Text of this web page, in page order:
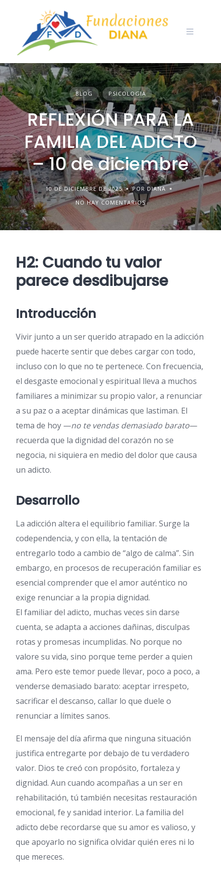
BLOG PSICOLOGIA
REFLEXIÓN PARA LA
FAMILIA DEL ADICTO
– 10 de diciembre
10 DE DICIEMBRE DE 2025
POR DIANA
NO HAY COMENTARIOS
H2: Cuando tu valor
parece desdibujarse
Introducción
Vivir junto a un ser querido atrapado en la adicción
puede hacerte sentir que debes cargar con todo,
incluso con lo que no te pertenece. Con frecuencia,
el desgaste emocional y espiritual lleva a muchos
familiares a minimizar su propio valor, a renunciar
a su paz o a aceptar dinámicas que lastiman. El
tema de hoy —no te vendas demasiado barato—
recuerda que la dignidad del corazón no se
negocia, ni siquiera en medio del dolor que causa
un adicto.
Desarrollo
La adicción altera el equilibrio familiar. Surge la
codependencia, y con ella, la tentación de
entregarlo todo a cambio de “algo de calma”. Sin
embargo, en procesos de recuperación familiar es
esencial comprender que el amor auténtico no
exige renunciar a la propia dignidad.
El familiar del adicto, muchas veces sin darse
cuenta, se adapta a acciones dañinas, disculpas
rotas y promesas incumplidas. No porque no
valore su vida, sino porque teme perder a quien
ama. Pero este temor puede llevar, poco a poco, a
venderse demasiado barato: aceptar irrespeto,
sacrificar el descanso, callar lo que duele o
renunciar a límites sanos.
El mensaje del día afirma que ninguna situación
justifica entregarte por debajo de tu verdadero
valor. Dios te creó con propósito, fortaleza y
dignidad. Aun cuando acompañas a un ser en
rehabilitación, tú también necesitas restauración
emocional, fe y sanidad interior. La familia del
adicto debe recordarse que su amor es valioso, y
que apoyarlo no significa olvidar quién eres ni lo
que mereces.